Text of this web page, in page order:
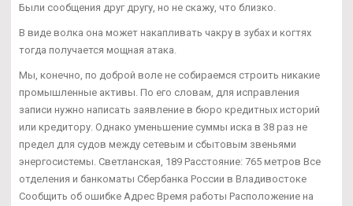
Были сообщения друг другу, но не скажу, что близко.
В виде волка она может накапливать чакру в зубах и когтях
тогда получается мощная атака.
Мы, конечно, по доброй воле не собираемся строить никакие
промышленные активы. По его словам, для исправления
записи нужно написать заявление в бюро кредитных историй
или кредитору. Однако уменьшение суммы иска в 38 раз не
предел для судов между сетевым и сбытовым звеньями
энергосистемы. Светланская, 189 Расстояние: 765 метров Все
отделения и банкоматы Сбербанка России в Владивостоке
Сообщить об ошибке Адрес Время работы Расположение на